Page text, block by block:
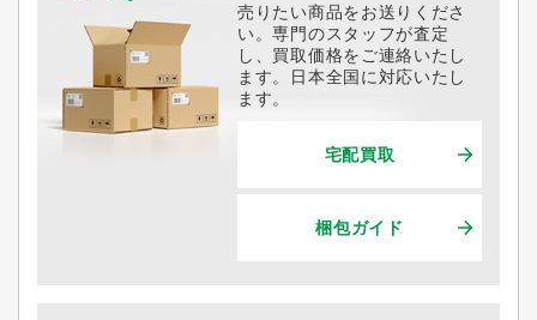
売りたい商品をお送りくださ
い。専門のスタッフが査定
し、買取価格をご連絡いたし
ます。日本全国に対応いたし
ます。
宅配買取
梱包ガイド